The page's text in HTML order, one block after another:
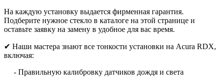
На каждую установку выдается фирменная гарантия.
Подберите нужное стекло в каталоге на этой странице и
оставьте заявку на замену в удобное для вас время.
✔ Наши мастера знают все тонкости установки на Acura RDX,
включая:
- Правильную калибровку датчиков дождя и света